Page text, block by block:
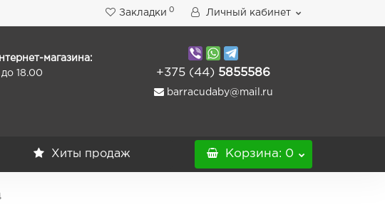
Закладки 0 Личный кабинет
магазина:
18.00
+375 (44) 5855586
barracudaby@mail.ru
Хиты продаж Корзина: 0